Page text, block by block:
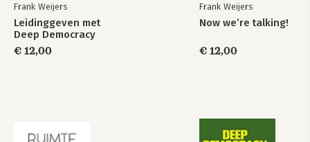
Ruimte - Stop met
onzin, doe wat de
bedoeling is
Ruimte - Stop met
bedoeling is
Frank Weijers
Leidinggeven met
Deep Democracy
€ 12,00
Frank Weijers
Now we’re talking!
€ 12,00